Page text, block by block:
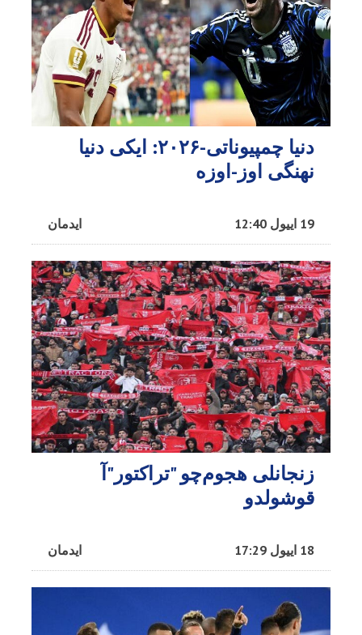
دنیا چمپیوناتی-۲۰۲۶: ایکی دنیا
نهنگی اوز-اوزه
ایدمان 19 اییول 12:40
زنجانلی هجوم‌چو "تراکتور"آ
قوشولدو
ایدمان 18 اییول 17:29